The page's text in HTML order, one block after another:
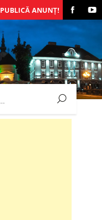
PUBLICĂ ANUNȚ!